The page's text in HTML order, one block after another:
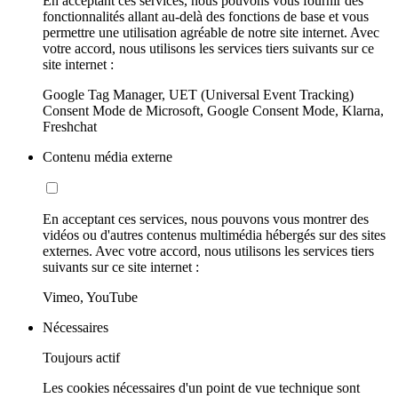
fonctionnalités allant au-delà des fonctions de base et vous
permettre une utilisation agréable de notre site internet. Avec
votre accord, nous utilisons les services tiers suivants sur ce
site internet :
Google Tag Manager, UET (Universal Event Tracking)
Consent Mode de Microsoft, Google Consent Mode, Klarna,
Freshchat
Contenu média externe
En acceptant ces services, nous pouvons vous montrer des
vidéos ou d'autres contenus multimédia hébergés sur des sites
externes. Avec votre accord, nous utilisons les services tiers
suivants sur ce site internet :
Vimeo, YouTube
Nécessaires
Toujours actif
Les cookies nécessaires d'un point de vue technique sont